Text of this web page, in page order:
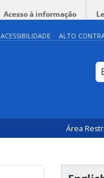
Acesso à informação
ACESSIBILIDADE ALTO
Área